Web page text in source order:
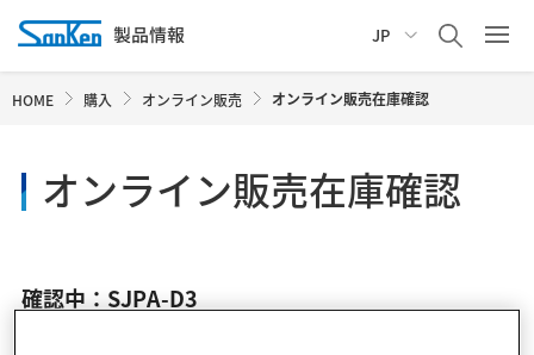
JP
HOME 購入 オンライン販売 オンライン販売在庫確認
オンライン販売在庫確認
確認中：SJPA-D3